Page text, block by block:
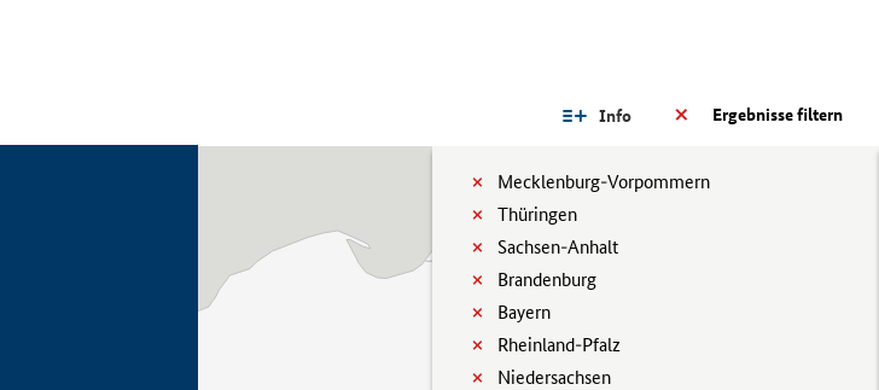
Ergebnisse filtern
Info
Mecklenburg-Vorpommern
Thüringen
Sachsen-Anhalt
Brandenburg
Bayern
Rheinland-Pfalz
Niedersachsen